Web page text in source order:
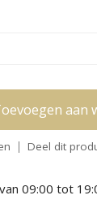
aan
Deel dit
09:00 tot